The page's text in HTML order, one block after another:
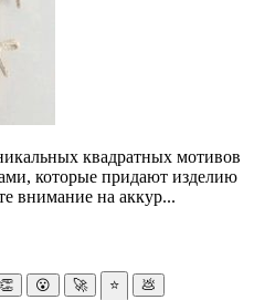
квадратных мотивов
которые придают изделию
внимание на аккур...
👏 😮 🚀 ⭐ 💩